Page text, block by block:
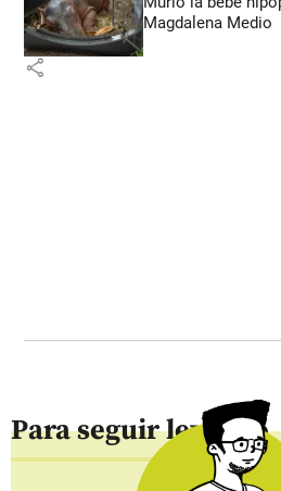
Magdalena Medio
share
Para seguir leyendo